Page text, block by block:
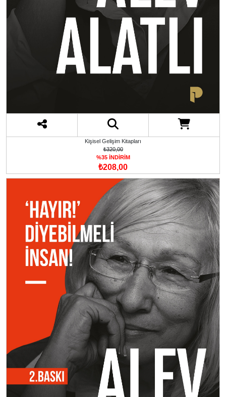
Kişisel Gelişim Kitapları
₺320,00
%35 İNDİRİM
₺208,00